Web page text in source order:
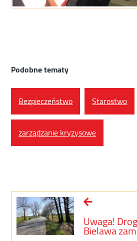
Podobne tematy
Bezpieczeństwo Starostwo
zarządzanie kryzysowe
Uwaga!
Bielawa